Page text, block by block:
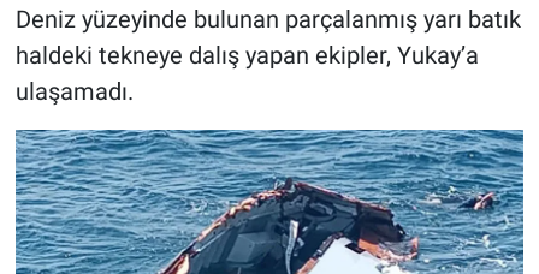
Deniz yüzeyinde bulunan parçalanmış yarı batık
haldeki tekneye dalış yapan ekipler, Yukay’a
ulaşamadı.
Nedir
Popüler
Programlar
Sağlık